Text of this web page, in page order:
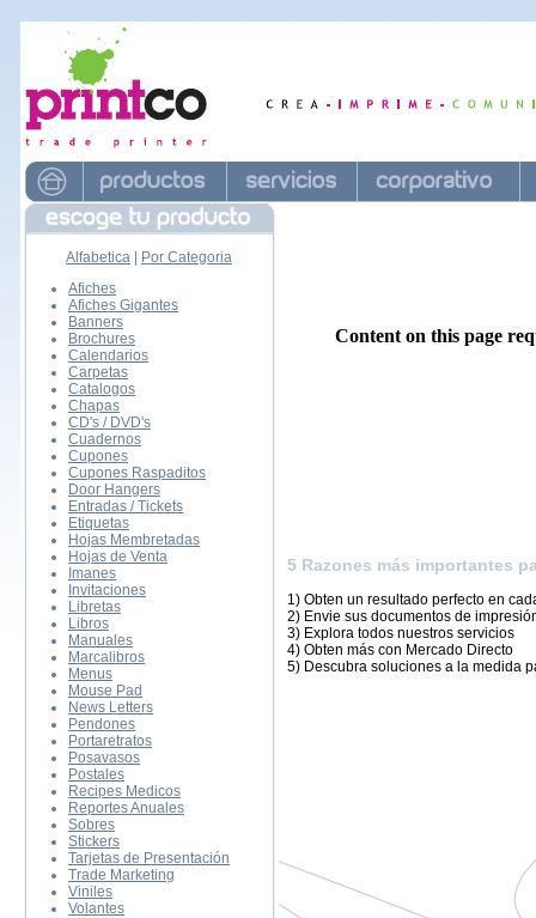
Alfabetica
Por Categoria
Afiches
Afiches Gigantes
Banners
Brochures
Calendarios
Carpetas
Catalogos
Chapas
CD's / DVD's
Cuadernos
Cupones
Cupones Raspaditos
Door Hangers
Entradas / Tickets
Etiquetas
Hojas Membretadas
Hojas de Venta
Imanes
Invitaciones
Libretas
Libros
Manuales
Marcalibros
Menus
Mouse Pad
News Letters
Pendones
Portaretratos
Posavasos
Postales
Recipes Medicos
Reportes Anuales
Sobres
Stickers
Tarjetas de Presentación
Trade Marketing
Viniles
Volantes
Content on this page
5 Razones más importantes
1) Obten un resultado perfecto en
2) Envie sus documentos de
3) Explora todos nuestros servicios
4) Obten más con Mercado Directo
5) Descubra soluciones a la medida